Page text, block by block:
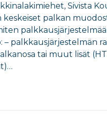
Sivista
palkan
– palkkausjärjestelmän
tai muut lisät